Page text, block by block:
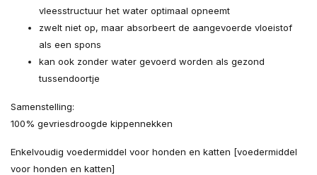
vleesstructuur het water optimaal opneemt
zwelt niet op, maar absorbeert de aangevoerde vloeistof
als een spons
kan ook zonder water gevoerd worden als gezond
tussendoortje
Samenstelling:
100% gevriesdroogde kippennekken
Enkelvoudig voedermiddel voor honden en katten [voedermiddel
voor honden en katten]